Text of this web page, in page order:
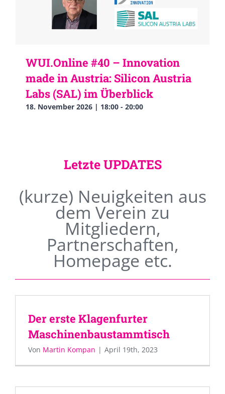
WUI.Online #40 – Innovation
made in Austria: Silicon Austria
Labs (SAL) im Überblick
18. November 2026 | 18:00 - 20:00
Letzte UPDATES
(kurze) Neuigkeiten aus
dem Verein zu
Mitgliedern,
Partnerschaften,
Homepage etc.
Der erste Klagenfurter
Maschinenbaustammtisch
Von Martin Kompan | April 19th, 2023